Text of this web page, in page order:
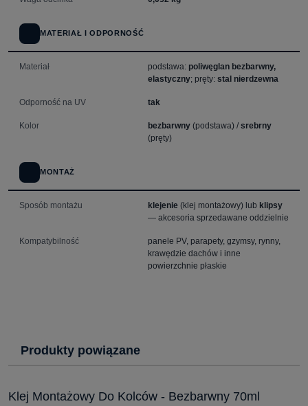
MATERIAŁ I ODPORNOŚĆ
Materiał podstawa: poliwęglan bezbarwny,
elastyczny; pręty: stal nierdzewna
Odporność na UV tak
Kolor bezbarwny (podstawa) / srebrny
(pręty)
MONTAŻ
Sposób montażu klejenie (klej montażowy) lub klipsy
— akcesoria sprzedawane oddzielnie
Kompatybilność
panele PV, parapety, gzymsy, rynny,
krawędzie dachów i inne
powierzchnie płaskie
Produkty powiązane
Klej Montażowy Do Kolców - Bezbarwny 70ml